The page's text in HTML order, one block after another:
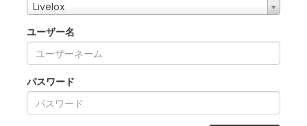
Livelox
ユーザー名
パスワード